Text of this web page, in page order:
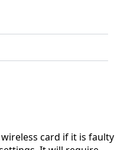
card if it is faulty